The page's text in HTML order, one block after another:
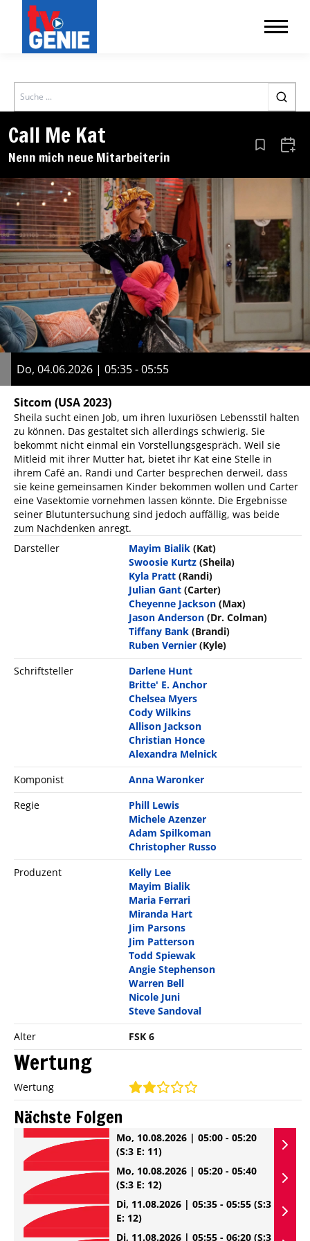
Search
Call Me Kat
Nenn mich neue Mitarbeiterin Aus den
Do, 04.06.2026 | 05:35 - 05:55
Sitcom (USA 2023)
Sheila sucht einen Job, um ihren luxuriösen Lebensstil halten
zu können. Das gestaltet sich allerdings schwierig. Sie
bekommt nicht einmal ein Vorstellungsgespräch. Weil sie
Mitleid mit ihrer Mutter hat, bietet ihr Kat eine Stelle in
ihrem Café an. Randi und Carter besprechen derweil, dass
sie keine gemeinsamen Kinder bekommen wollen und Carter
eine Vasektomie vornehmen lassen könnte. Die Ergebnisse
seiner Blutuntersuchung sind jedoch auffällig, was beide
zum Nachdenken anregt.
Darsteller
Mayim Bialik (Kat)
Swoosie Kurtz (Sheila)
Kyla Pratt (Randi)
Julian Gant (Carter)
Cheyenne Jackson (Max)
Jason Anderson (Dr. Colman)
Tiffany Bank (Brandi)
Ruben Vernier (Kyle)
Schriftsteller
Darlene Hunt
Britte' E. Anchor
Chelsea Myers
Cody Wilkins
Allison Jackson
Christian Honce
Alexandra Melnick
Komponist
Anna Waronker
Regie
Phill Lewis
Michele Azenzer
Adam Spilkoman
Christopher Russo
Produzent
Kelly Lee
Mayim Bialik
Maria Ferrari
Miranda Hart
Jim Parsons
Jim Patterson
Todd Spiewak
Angie Stephenson
Warren Bell
Nicole Juni
Steve Sandoval
Alter
FSK 6
Wertung
Wertung
Nächste Folgen
Mo, 10.08.2026 | 05:00 - 05:20
(S:3 E: 11)
Mo, 10.08.2026 | 05:20 - 05:40
(S:3 E: 12)
Di, 11.08.2026 | 05:35 - 05:55 (S:3
E: 12)
Di, 11.08.2026 | 05:55 - 06:20 (S:3